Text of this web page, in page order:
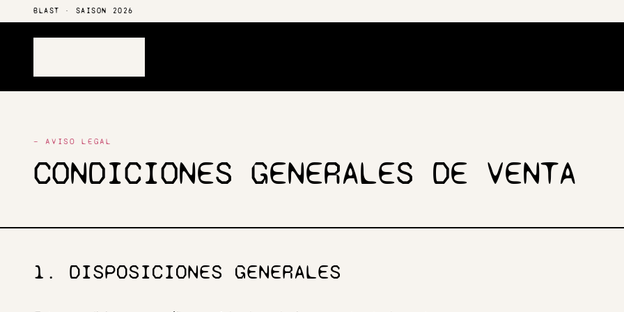
BLAST · SAISON 2026
— AVISO LEGAL
CONDICIONES GENERALES DE VENTA
1. DISPOSICIONES GENERALES